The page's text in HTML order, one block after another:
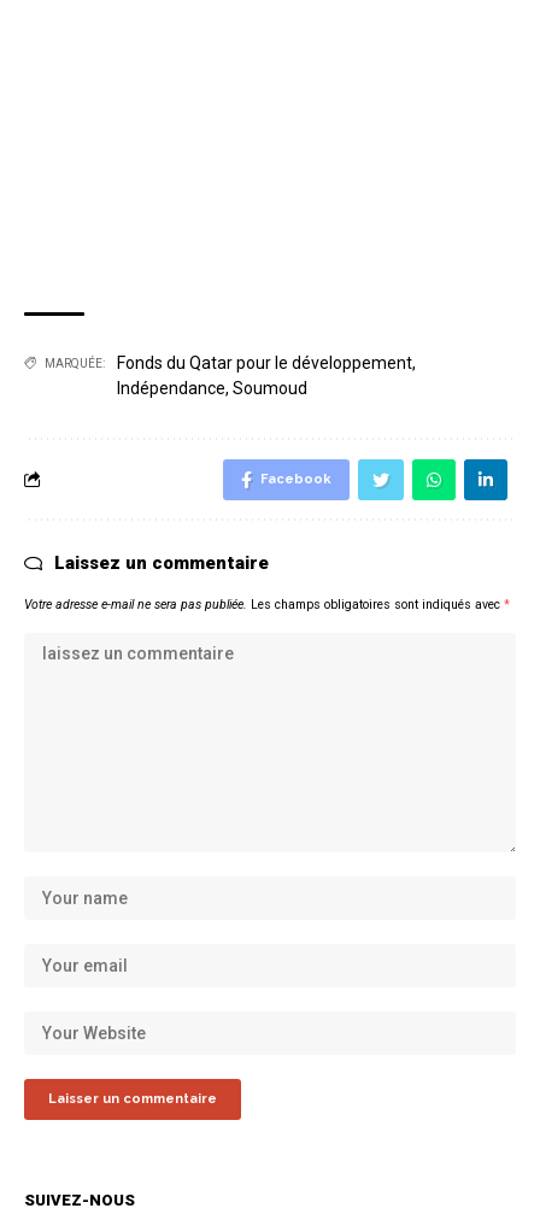
MARQUÉE: Fonds du Qatar pour le développement,
Indépendance, Soumoud
Facebook
Laissez un commentaire
Votre adresse e-mail ne sera pas publiée. Les champs obligatoires sont indiqués avec *
SUIVEZ-NOUS